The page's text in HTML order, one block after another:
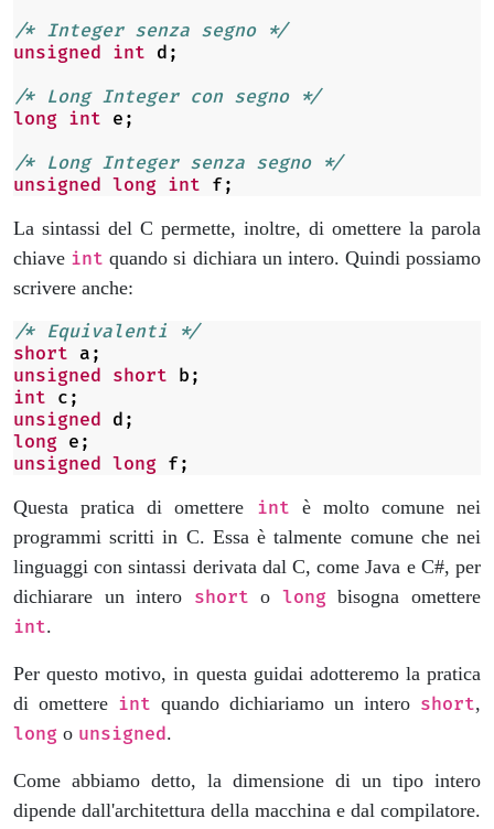
/* Integer senza segno */
unsigned int d ;
/* Long Integer con segno */
long int e ;
/* Long Integer senza segno */
unsigned long int f;
La sintassi del C permette, inoltre, di omettere la parola
chiave int quando si dichiara un intero. Quindi possiamo
scrivere anche:
/* Equivalenti */
short a ;
unsigned short b ;
int c ;
unsigned d ;
long e ;
unsigned long f;
Questa pratica di omettere int è molto comune nei
programmi scritti in C. Essa è talmente comune che nei
linguaggi con sintassi derivata dal C, come Java e C#, per
dichiarare un intero short o longbisogna omettere
int.
Per questo motivo, in questa guidai adotteremo la pratica
di omettere int quando dichiariamo un intero short,
long o unsigned.
Come abbiamo detto, la dimensione di un tipo intero
dipende dall'architettura della macchina e dal compilatore.